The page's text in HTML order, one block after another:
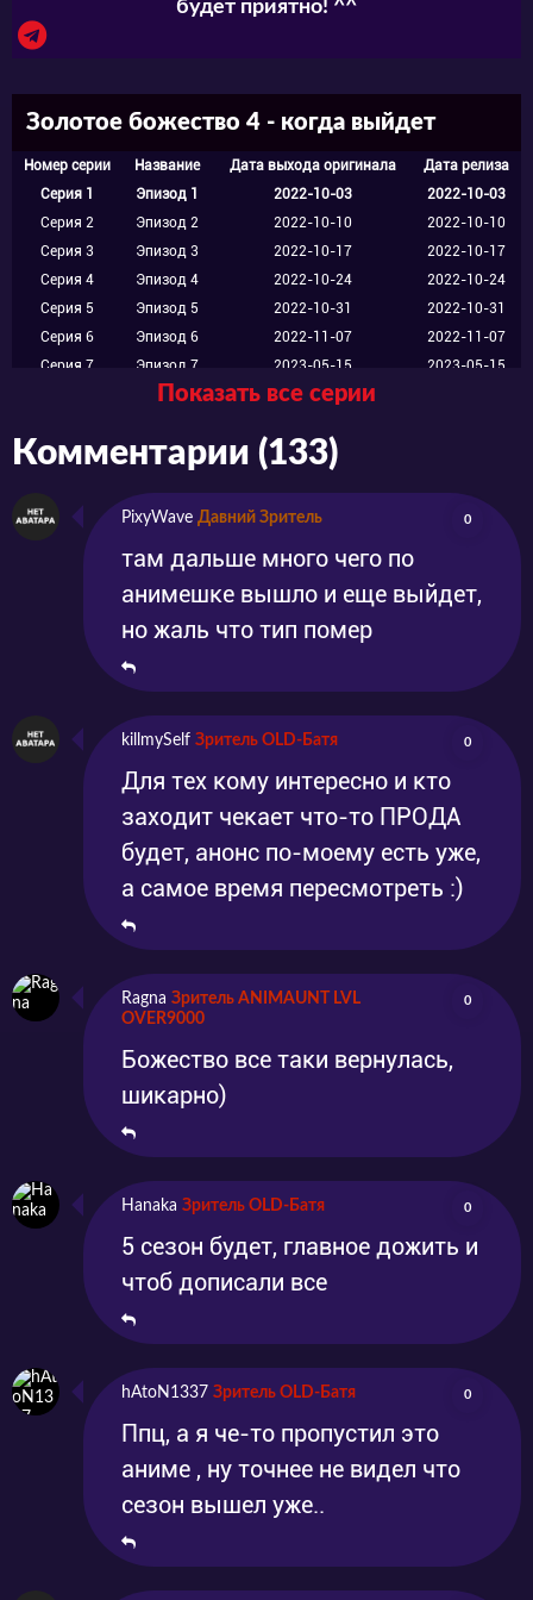
риск ради близких людей.
будет приятно! ^^
Золотое божество 4 - когда выйдет
Номер серии Название Дата выхода оригинала
Дата релиза
Серия 1
Эпизод 1 2022-10-03
2022-10-03
Серия 2
Эпизод 2 2022-10-10
2022-10-10
Серия 3
Эпизод 3 2022-10-17
2022-10-17
Серия 4
Эпизод 4 2022-10-24
2022-10-24
Серия 5
Эпизод 5 2022-10-31
2022-10-31
Серия 6
Эпизод 6 2022-11-07
2022-11-07
Серия 7
Эпизод 7 2023-05-15
2023-05-15
Эпизод 8 2023-05-22
Серия 10
Эпизод 10 2023-06-05
Серия 12
Эпизод 12
2023-06-19
Серия 13
Показать все серии
Комментарии (133)
PixyWave Давний Зритель 0
там дальше много чего по
анимешке вышло и еще выйдет,
но жаль что тип помер
killmySelf Зритель OLD-Батя 0
Для тех кому интересно и кто
заходит чекает что-то ПРОДА
будет, анонс по-моему есть уже,
а самое время пересмотреть :)
Ragna Зритель ANIMAUNT LVL
OVER9000
0
Божество все таки вернулась,
шикарно)
Hanaka Зритель OLD-Батя 0
5 сезон будет, главное дожить и
чтоб дописали все
hAtoN1337 Зритель OLD-Батя 0
Ппц, а я че-то пропустил это
аниме , ну точнее не видел что
сезон вышел уже..